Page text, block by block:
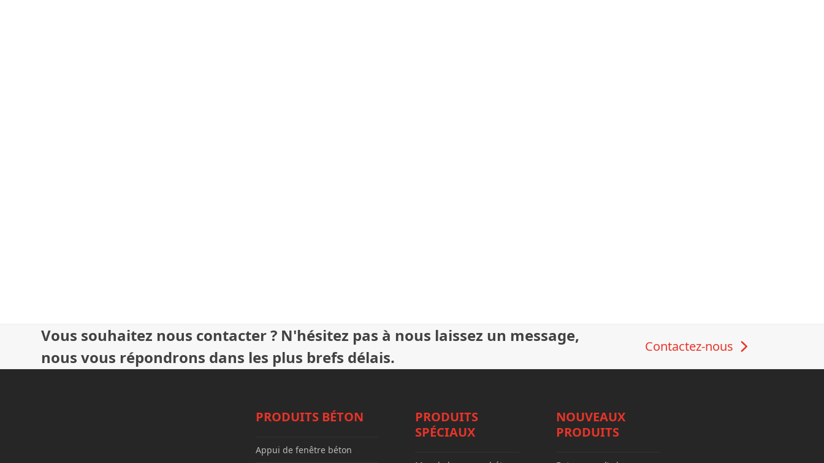
Vous souhaitez nous contacter ? N'hésitez pas à nous laissez un message,
nous vous répondrons dans les plus brefs délais.
Contactez-nous
PRODUITS BÉTON
Appui de fenêtre béton
PRODUITS
SPÉCIAUX
NOUVEAUX
PRODUITS